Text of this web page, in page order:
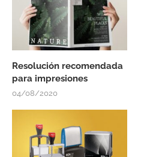
Resolución recomendada
para impresiones
04/08/2020